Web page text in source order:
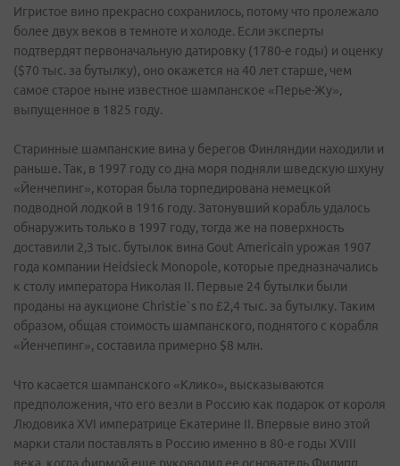
Игристое вино прекрасно сохранилось, потому что пролежало
более двух веков в темноте и холоде. Если эксперты
подтвердят первоначальную датировку (1780-е годы) и оценку
($70 тыс. за бутылку), оно окажется на 40 лет старше, чем
самое старое ныне известное шампанское «Перье-Жу»,
выпущенное в 1825 году.
Старинные шампанские вина у берегов Финляндии находили и
раньше. Так, в 1997 году со дна моря подняли шведскую шхуну
«Йенчепинг», которая была торпедирована немецкой
подводной лодкой в 1916 году. Затонувший корабль удалось
обнаружить только в 1997 году, тогда же на поверхность
доставили 2,3 тыс. бутылок вина Gout Americain урожая 1907
года компании Heidsieck Monopole, которые предназначались
к столу императора Николая II. Первые 24 бутылки были
проданы на аукционе Christie`s по £2,4 тыс. за бутылку. Таким
образом, общая стоимость шампанского, поднятого с корабля
«Йенчепинг», составила примерно $8 млн.
Что касается шампанского «Клико», высказываются
предположения, что его везли в Россию как подарок от короля
Людовика XVI императрице Екатерине II. Впервые вино этой
марки стали поставлять в Россию именно в 80-е годы XVIII